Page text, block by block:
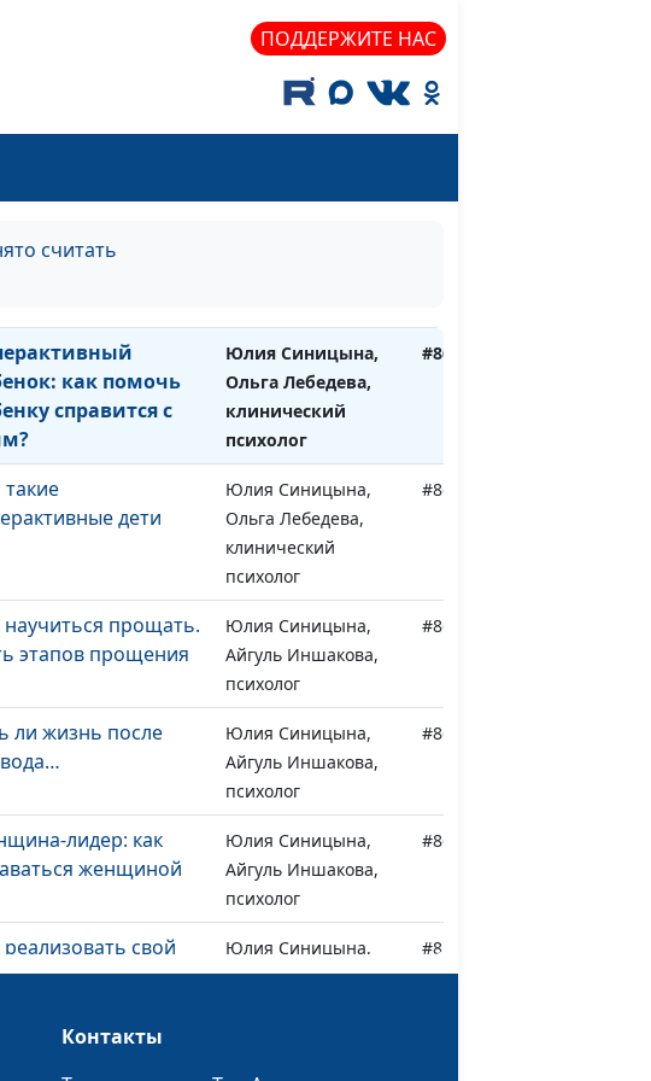
ПОДДЕРЖИТЕ НАС
считать
психолог
Юлия Синицына,
Ольга Лебедева,
клинический
#870
как помочь
справится с
Юлия Синицына,
Ольга Лебедева,
клинический
психолог
#868
такие
дети
Юлия Синицына,
Ольга Лебедева,
клинический
психолог
#867
научиться прощать.
этапов прощения
Юлия Синицына,
Айгуль Иншакова,
психолог
#866
ли жизнь после
Юлия Синицына,
Айгуль Иншакова,
психолог
#865
лидер: как
женщиной
Юлия Синицына,
Айгуль Иншакова,
психолог
#864
реализовать свой
Юлия Синицына,
Айгуль Иншакова,
#863
Контакты